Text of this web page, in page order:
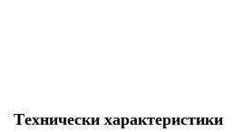
Tехнически характеристики